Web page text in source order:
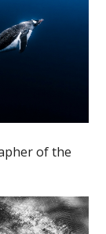
of the